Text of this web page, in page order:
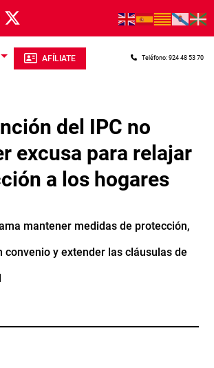
AFÍLIATE Teléfono: 924 48 53 70
del IPC no
excusa para relajar
a los hogares
mantener medidas de protección,
convenio y extender las cláusulas de